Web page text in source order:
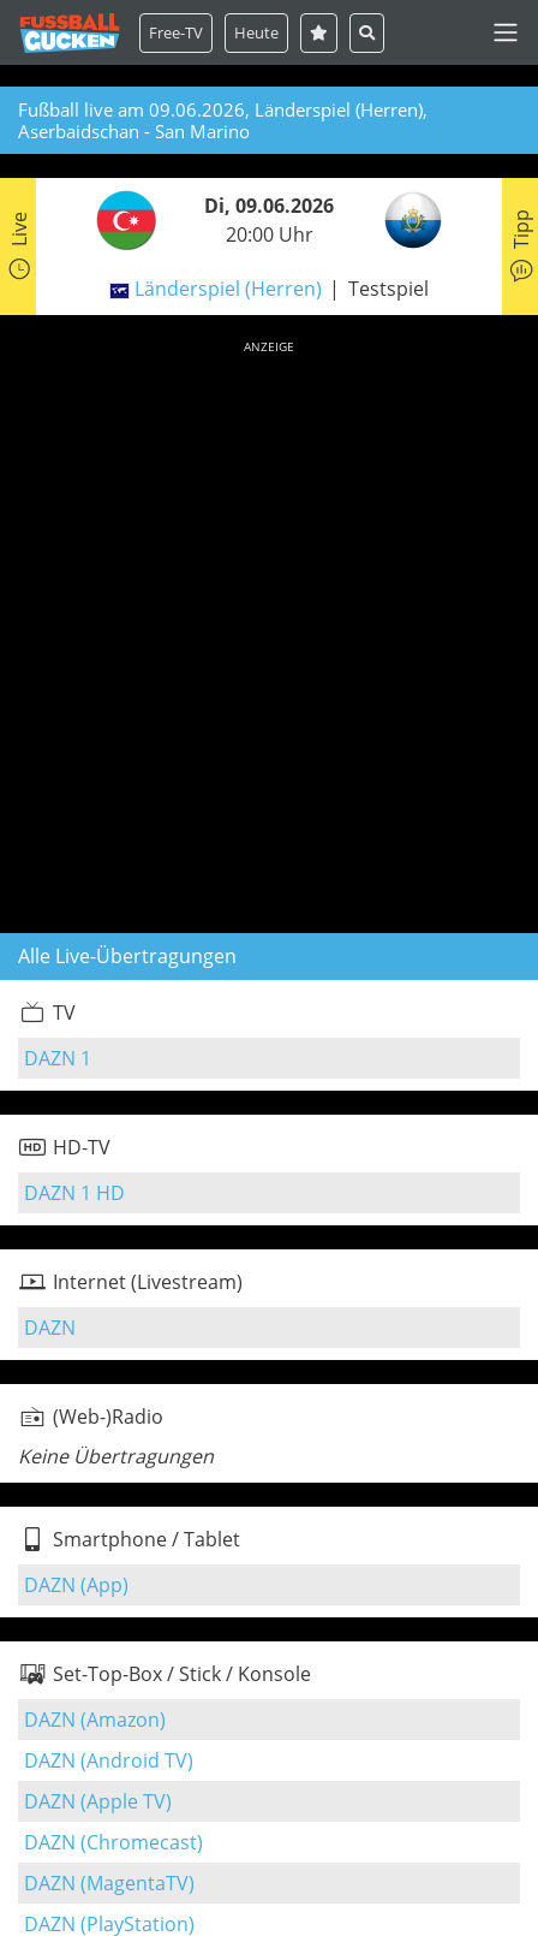
Free-TV Heute
Fußball live am 09.06.2026, Länderspiel (Herren),
Aserbaidschan - San Marino
Live
Di, 09.06.2026
20:00 Uhr
Länderspiel (Herren) Testspiel
Tipp
ANZEIGE
Alle Live-Übertragungen
TV
DAZN 1
HD-TV
DAZN 1 HD
Internet (Livestream)
DAZN
(Web-)Radio
Keine Übertragungen
Smartphone / Tablet
DAZN (App)
Set-Top-Box / Stick / Konsole
DAZN (Amazon)
DAZN (Android TV)
DAZN (Apple TV)
DAZN (Chromecast)
DAZN (MagentaTV)
DAZN (PlayStation)